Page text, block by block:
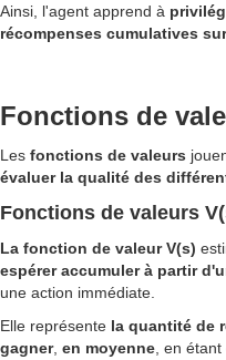
Ainsi, l'agent apprend à
récompenses cumulatives
Fonctions de
Les fonctions de valeurs
évaluer la qualité des
Fonctions de valeurs
La fonction de valeur V(s)
espérer accumuler à partir
une action immédiate.
Elle représente la quantité de
gagner, en moyenne , en